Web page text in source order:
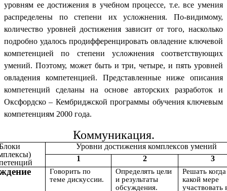
уровням ее достижения в учебном процессе, т.е. все умения
распределены по степени их усложнения. По-видимому,
количество уровней достижения зависит от того, насколько
подробно удалось продифференцировать овладение ключевой
компетенцией по степени усложнения соответствующих
умений. Поэтому, может быть и три, четыре, и пять уровней
овладения компетенцией. Представленные ниже описания
компетенций сделаны на основе авторских разработок и
Оксфордско – Кембриджской программы обучения ключевым
компетенциям 2000 года.
Коммуникация.
Уровни достижения комплексов умений
1
2 3
Говорить по
теме дискуссии.
Определять цели
и результаты
обсуждения.
Решать
какой мере
участвовать